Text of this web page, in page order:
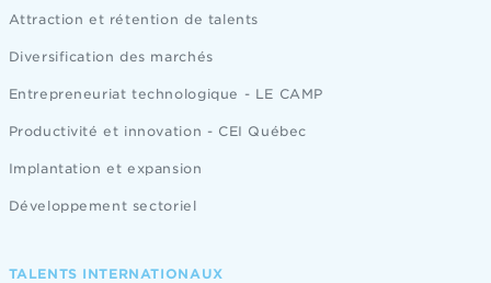
Attraction et rétention de talents
Diversification des marchés
Entrepreneuriat technologique - LE CAMP
Productivité et innovation - CEI Québec
Implantation et expansion
Développement sectoriel
TALENTS INTERNATIONAUX